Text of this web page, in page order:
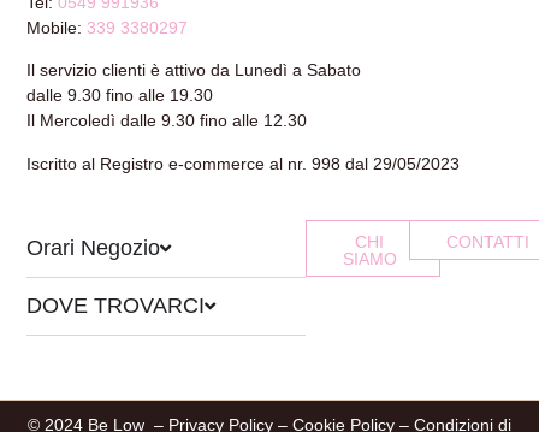
Mobile: 339 3380297
Il servizio clienti è attivo da Lunedì a Sabato
dalle 9.30 fino alle 19.30
Il Mercoledì dalle 9.30 fino alle 12.30
Iscritto al Registro e-commerce al nr. 998 dal 29/05/2023
Orari Negozio
DOVE TROVARCI
CHI
SIAMO
CONTATTI
© 2024 Be Low – Privacy Policy – Cookie Policy – Condizioni di